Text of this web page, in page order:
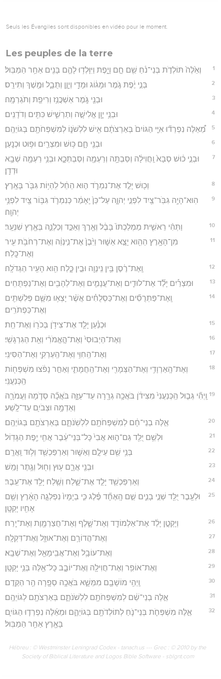
Seuls les Évangiles sont disponibles en vidéo pour le moment.
Les peuples de la terre
1 וְאֵ֙לֶּה֙ תּוֹלְדֹ֣ת בְּנֵי־נֹ֔חַ שֵׁ֖ם חָ֣ם וָיָ֑פֶת וַיִּוָּלְד֥וּ לָהֶ֛ם בָּנִ֖ים אַחַ֥ר הַמַּבּֽוּל׃
2 בְּנֵ֣י יֶ֔פֶת גֹּ֣מֶר וּמָג֔וֹג וּמָדַ֖י וְיָוָ֣ן וְתֻבָ֑ל וּמֶ֖שֶׁךְ וְתִירָֽס׃
3 וּבְנֵ֖י גֹּ֑מֶר אַשְׁכֲּנַ֥ז וְרִיפַ֖ת וְתֹגַרְמָֽה׃
4 וּבְנֵ֥י יָוָ֖ן אֱלִישָׁ֣ה וְתַרְשִׁ֑ישׁ כִּתִּ֖ים וְדֹדָנִֽים׃
5 מֵ֠אֵלֶּה נִפְרְד֞וּ אִיֵּ֤י הַגּוֹיִם֙ בְּאַרְצֹתָ֔ם אִ֖ישׁ לִלְשֹׁנ֑וֹ לְמִשְׁפְּחֹתָ֖ם בְּגוֹיֵהֶֽם׃
6 וּבְנֵ֖י חָ֑ם כּ֥וּשׁ וּמִצְרַ֖יִם וּפ֥וּט וּכְנָֽעַן׃
7
וּבְנֵ֣י כ֔וּשׁ סְבָא֙ וַֽחֲוִילָ֔ה וְסַבְתָּ֥ה וְרַעְמָ֖ה וְסַבְתְּכָ֑א וּבְנֵ֥י רַעְמָ֖ה שְׁבָ֥א
וּדְדָֽן׃
8 וְכ֖וּשׁ יָלַ֣ד אֶת־נִמְרֹ֑ד ה֣וּא הֵחֵ֔ל לִֽהְי֥וֹת גִּבֹּ֖ר בָּאָֽרֶץ׃
9
הֽוּא־הָיָ֥ה גִבֹּֽר־צַ֖יִד לִפְנֵ֣י יְהוָ֑ה עַל־כֵּן֙ יֵֽאָמַ֔ר כְּנִמְרֹ֛ד גִּבּ֥וֹר צַ֖יִד לִפְנֵ֥י
יְהוָֽה׃
10 וַתְּהִ֨י רֵאשִׁ֤ית מַמְלַכְתּוֹ֙ בָּבֶ֔ל וְאֶ֖רֶךְ וְאַכַּ֣ד וְכַלְנֵ֑ה בְּאֶ֖רֶץ שִׁנְעָֽר׃
11
מִן־הָאָ֥רֶץ הַהִ֖וא יָצָ֣א אַשּׁ֑וּר וַיִּ֙בֶן֙ אֶת־נִ֣ינְוֵ֔ה וְאֶת־רְחֹבֹ֥ת עִ֖יר
וְאֶת־כָּֽלַח׃
12 וְֽאֶת־רֶ֔סֶן בֵּ֥ין נִֽינְוֵ֖ה וּבֵ֣ין כָּ֑לַח הִ֖וא הָעִ֥יר הַגְּדֹלָֽה׃
13 וּמִצְרַ֡יִם יָלַ֞ד אֶת־לוּדִ֧ים וְאֶת־עֲנָמִ֛ים וְאֶת־לְהָבִ֖ים וְאֶת־נַפְתֻּחִֽים׃
14
וְֽאֶת־פַּתְרֻסִ֞ים וְאֶת־כַּסְלֻחִ֗ים אֲשֶׁ֨ר יָצְא֥וּ מִשָּׁ֛ם פְּלִשְׁתִּ֖ים
וְאֶת־כַּפְתֹּרִֽים׃
15 וּכְנַ֗עַן יָלַ֛ד אֶת־צִידֹ֥ן בְּכֹר֖וֹ וְאֶת־חֵֽת׃
16 וְאֶת־הַיְבוּסִי֙ וְאֶת־הָ֣אֱמֹרִ֔י וְאֵ֖ת הַגִּרְגָּשִֽׁי׃
17 וְאֶת־הַֽחִוִּ֥י וְאֶת־הַֽעַרְקִ֖י וְאֶת־הַסִּינִֽי׃
18
וְאֶת־הָֽאַרְוָדִ֥י וְאֶת־הַצְּמָרִ֖י וְאֶת־הַֽחֲמָתִ֑י וְאַחַ֣ר נָפֹ֔צוּ מִשְׁפְּח֖וֹת
הַֽכְּנַעֲנִֽי׃
19 וַֽיְהִ֞י גְּב֤וּל הַֽכְּנַעֲנִי֙ מִצִּידֹ֔ן בֹּאֲכָ֥ה גְרָ֖רָה עַד־עַזָּ֑ה בֹּאֲכָ֞ה סְדֹ֧מָה וַעֲמֹרָ֛ה
וְאַדְמָ֥ה וּצְבֹיִ֖ם עַד־לָֽשַׁע׃
20 אֵ֣לֶּה בְנֵי־חָ֔ם לְמִשְׁפְּחֹתָ֖ם לִלְשֹֽׁנֹתָ֑ם בְּאַרְצֹתָ֖ם בְּגוֹיֵהֶֽם׃
21 וּלְשֵׁ֥ם יֻלַּ֖ד גַּם־ה֑וּא אֲבִי֙ כָּל־בְּנֵי־עֵ֔בֶר אֲחִ֖י יֶ֥פֶת הַגָּדֽוֹל׃
22 בְּנֵ֥י שֵׁ֖ם עֵילָ֣ם וְאַשּׁ֑וּר וְאַרְפַּכְשַׁ֖ד וְל֥וּד וַֽאֲרָֽם׃
23 וּבְנֵ֖י אֲרָ֑ם ע֥וּץ וְח֖וּל וְגֶ֥תֶר וָמַֽשׁ׃
24 וְאַרְפַּכְשַׁ֖ד יָלַ֣ד אֶת־שָׁ֑לַח וְשֶׁ֖לַח יָלַ֥ד אֶת־עֵֽבֶר׃
25
וּלְעֵ֥בֶר יֻלַּ֖ד שְׁנֵ֣י בָנִ֑ים שֵׁ֣ם הָֽאֶחָ֞ד פֶּ֗לֶג כִּ֤י בְיָמָיו֙ נִפְלְגָ֣ה הָאָ֔רֶץ וְשֵׁ֥ם
אָחִ֖יו יָקְטָֽן׃
26 וְיָקְטָ֣ן יָלַ֔ד אֶת־אַלְמוֹדָ֖ד וְאֶת־שָׁ֑לֶף וְאֶת־חֲצַרְמָ֖וֶת וְאֶת־יָֽרַח׃
27 וְאֶת־הֲדוֹרָ֥ם וְאֶת־אוּזָ֖ל וְאֶת־דִּקְלָֽה׃
28 וְאֶת־עוֹבָ֥ל וְאֶת־אֲבִֽימָאֵ֖ל וְאֶת־שְׁבָֽא׃
29 וְאֶת־אוֹפִ֥ר וְאֶת־חֲוִילָ֖ה וְאֶת־יוֹבָ֑ב כָּל־אֵ֖לֶּה בְּנֵ֥י יָקְטָֽן׃
30 וַֽיְהִ֥י מוֹשָׁבָ֖ם מִמֵּשָׁ֑א בֹּאֲכָ֥ה סְפָ֖רָה הַ֥ר הַקֶּֽדֶם׃
31 אֵ֣לֶּה בְנֵי־שֵׁ֔ם לְמִשְׁפְּחֹתָ֖ם לִלְשֹׁנֹתָ֑ם בְּאַרְצֹתָ֖ם לְגוֹיֵהֶֽם׃
32
אֵ֣לֶּה מִשְׁפְּחֹ֧ת בְּנֵי־נֹ֛חַ לְתוֹלְדֹתָ֖ם בְּגוֹיֵהֶ֑ם וּמֵאֵ֜לֶּה נִפְרְד֧וּ הַגּוֹיִ֛ם
בָּאָ֖רֶץ אַחַ֥ר הַמַּבּֽוּל׃
Hébreu : © Westminster Leningrad Codex - tanach.us --- Grec : © 2010 by the
Society of Biblical Literature and Logos Bible Software - sblgnt.com